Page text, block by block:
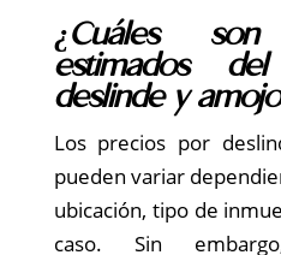
¿Cuáles
estimados
deslinde y
Los precios por
pueden variar
ubicación, tipo de
caso. Sin